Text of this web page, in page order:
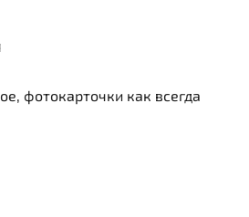
фотокарточки как всегда